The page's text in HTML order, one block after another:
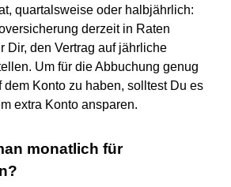
quartalsweise oder halbjährlich:
derzeit in Raten
Dir, den Vertrag auf jährliche
Um für die Abbuchung genug
dem Konto zu haben, solltest Du es
extra Konto ansparen.
monatlich für